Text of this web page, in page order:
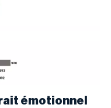
émotionnel